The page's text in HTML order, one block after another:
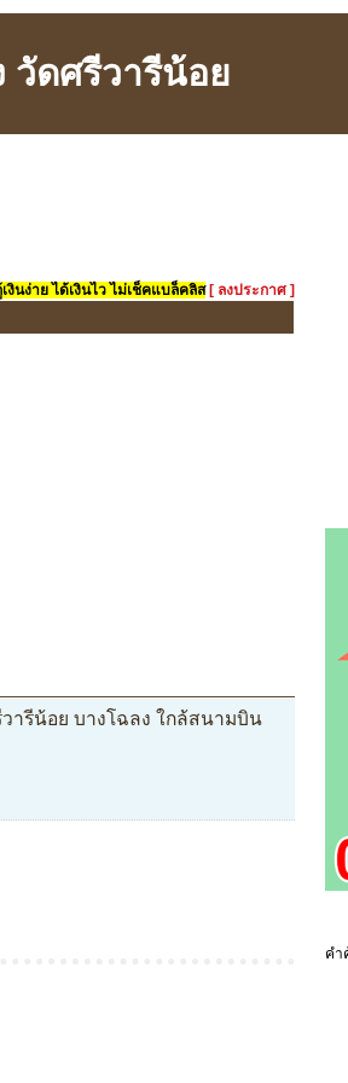
วัดศรีวารีน้อย
นง่าย ได้เงินไว ไม่เช็คแบล็คลิส [ ลงประกาศ ]
ารีน้อย บางโฉลง ใกล้สนามบิน
คำ